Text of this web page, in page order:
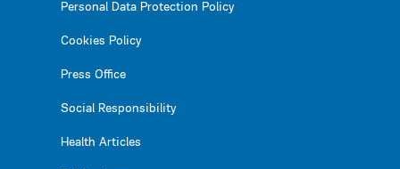
Personal Data Protection Policy
Cookies Policy
Press Office
Social Responsibility
Health Articles